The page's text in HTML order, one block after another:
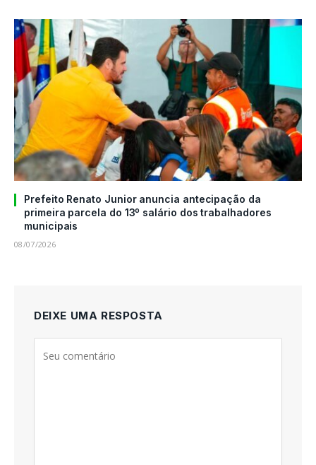
Prefeito Renato Junior anuncia antecipação da
primeira parcela do 13º salário dos trabalhadores
municipais
08/07/2026
DEIXE UMA RESPOSTA